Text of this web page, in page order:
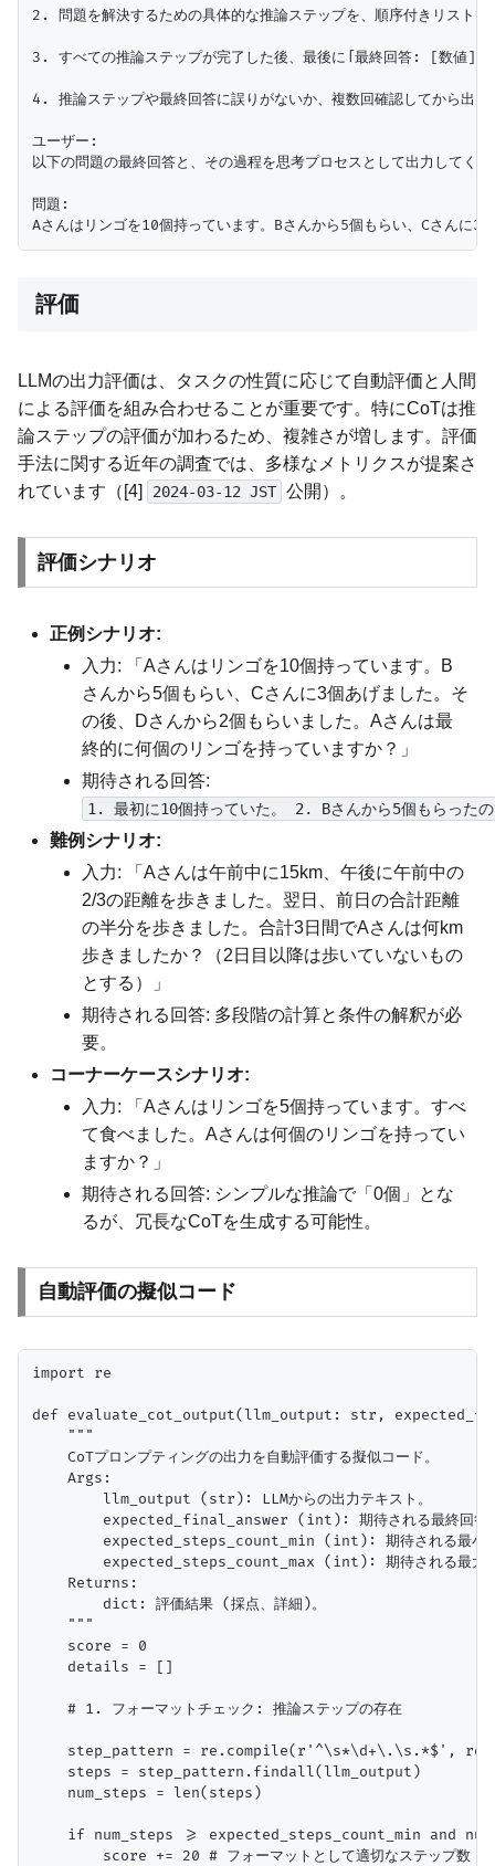
2. 問題を解決するための具体的な推論ステップを、順序付きリスト
3. すべての推論ステップが完了した後、最後に「最終回答: [数値]」
4. 推論ステップや最終回答に誤りがないか、複数回確認してから出力
ユーザー:
以下の問題の最終回答と、その過程を思考プロセスとして出力してく
問題:
評価
LLMの出力評価は、タスクの性質に応じて自動評価と人間
による評価を組み合わせることが重要です。特にCoTは推
論ステップの評価が加わるため、複雑さが増します。評価
手法に関する近年の調査では、多様なメトリクスが提案さ
れています（[4]
2024-03-12 JST 公開）。
評価シナリオ
正例シナリオ:
入力: 「Aさんはリンゴを10個持っています。B
さんから5個もらい、Cさんに3個あげました。そ
の後、Dさんから2個もらいました。Aさんは最
終的に何個のリンゴを持っていますか？」
期待される回答:
1. 最初に10個持っていた。 2. Bさんから5個もらった
難例シナリオ:
入力: 「Aさんは午前中に15km、午後に午前中の
2/3の距離を歩きました。翌日、前日の合計距離
の半分を歩きました。合計3日間でAさんは何km
歩きましたか？（2日目以降は歩いていないもの
とする）」
期待される回答: 多段階の計算と条件の解釈が必
要。
コーナーケースシナリオ:
入力: 「Aさんはリンゴを5個持っています。すべ
て食べました。Aさんは何個のリンゴを持ってい
ますか？」
期待される回答: シンプルな推論で「0個」とな
るが、冗長なCoTを生成する可能性。
自動評価の擬似コード
import re
def evaluate_cot_output(llm_output: str,
    """
    CoTプロンプティングの出力を自動評価する擬似コード。
    Args:
        llm_output (str): LLMからの出力テキスト。
expected_final_answer (int): 期待される最終回答
expected_steps_count_min (int): 期待される最小ス
expected_steps_count_max (int): 期待される最大ス
    Returns:
        dict: 評価結果 (採点、詳細)。
    """
    score = 0
    details = []
    # 1. フォーマットチェック: 推論ステップの存在
step_pattern = re.compile(r'^\s*\d+\.\s.*$',
    steps = step_pattern.findall(llm_output)
    num_steps = len(steps)
if num_steps >= expected_steps_count_min and
        score += 20 # フォーマットとして適切なステップ数